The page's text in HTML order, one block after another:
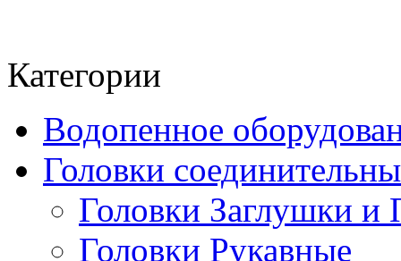
Категории
Водопенное
Головки
Головки Заглушки и
Головки Рукавные